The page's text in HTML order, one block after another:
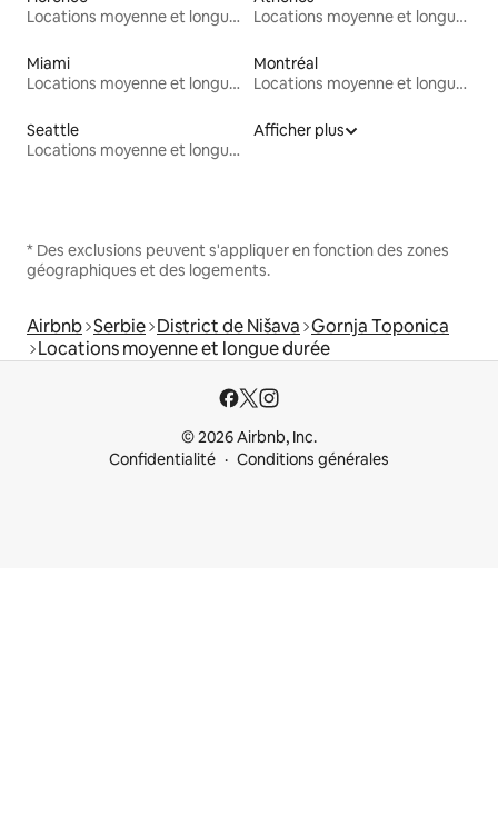
Locations moyenne et longue durée
Locations moyenne et longue durée
Miami
Locations moyenne et longue durée
Montréal
Locations moyenne et longue durée
Seattle
Locations moyenne et longue durée
Afficher plus
* Des exclusions peuvent s'appliquer en fonction des zones
géographiques et des logements.
Airbnb Serbie District de Nišava Gornja Toponica
Locations moyenne et longue durée
© 2026 Airbnb, Inc.
Confidentialité
Conditions générales